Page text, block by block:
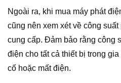
Ngoài ra, khi mua máy phát
cũng nên xem xét về công
cung cấp. Đảm bảo rằng công
điện cho tất cả thiết bị trong
cố hoặc mất điện.